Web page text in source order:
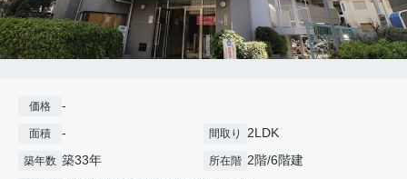
価格 -
面積 - 間取り 2LDK
築年数 築33年 所在階 2階/6階建